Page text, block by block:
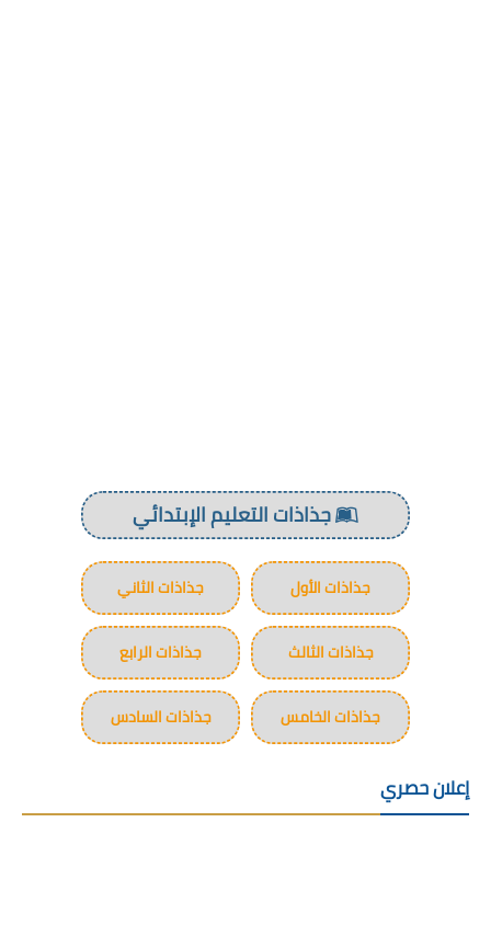
جذاذات التعليم الإبتدائي
جذاذات الأول جذاذات الثاني
جذاذات الثالث جذاذات الرابع
جذاذات الخامس جذاذات السادس
إعلان حصري